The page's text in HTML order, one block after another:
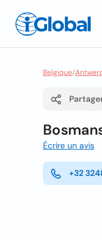
Belgique/
Écrire un avis
+32